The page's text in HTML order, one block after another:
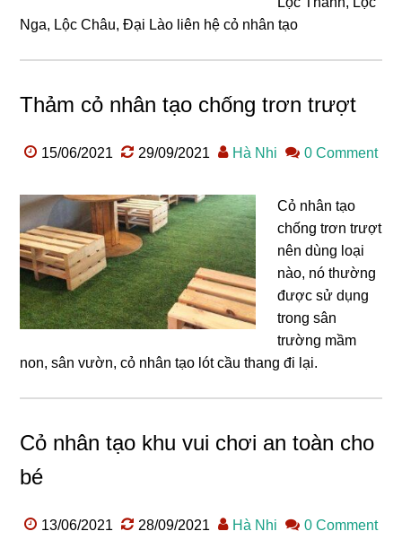
Nga, Lộc Châu, Đại Lào liên hệ cỏ nhân tạo
Thảm cỏ nhân tạo chống trơn trượt
15/06/2021 29/09/2021 Hà Nhi 0 Comment
Cỏ nhân tạo
chống trơn trượt
nên dùng loại
nào, nó thường
được sử dụng
trong sân
trường mầm
non, sân vườn, cỏ nhân tạo lót cầu thang đi lại.
Cỏ nhân tạo khu vui chơi an toàn cho
bé
13/06/2021 28/09/2021 Hà Nhi 0 Comment